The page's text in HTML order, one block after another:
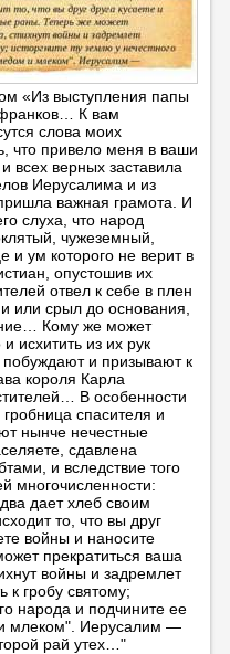
«Из выступления папы
К вам
слова моих
что привело меня в ваши
всех верных заставила
Иерусалима и из
важная грамота. И
слуха, что народ
чужеземный,
и ум которого не верит в
опустошив их
отвел к себе в плен
или срыл до основания,
Кому же может
исхитить из их рук
и призывают к
короля Карла
В особенности
спасителя и
нынче нечестные
сдавлена
и вследствие того
многочисленности:
дает хлеб своим
то, что вы друг
войны и наносите
прекратиться ваша
войны и задремлет
к гробу святому;
народа и подчините ее
млеком". Иерусалим —
рай утех…"